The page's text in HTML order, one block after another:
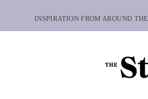
INSPIRATION FROM AROUND